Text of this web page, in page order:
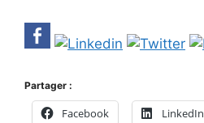
Partager :
Facebook LinkedIn